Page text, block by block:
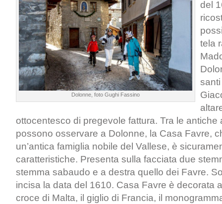
Dolonne, foto Gughi Fassino
del
tela
ottocentesco di pregevole fattura. Tra le antiche
possono osservare a Dolonne, la Casa Favre,
un’antica famiglia nobile del Vallese, è
caratteristiche. Presenta sulla facciata due
stemma sabaudo e a destra quello dei Favre.
incisa la data del 1610. Casa Favre è decorata
croce di Malta, il giglio di Francia, il